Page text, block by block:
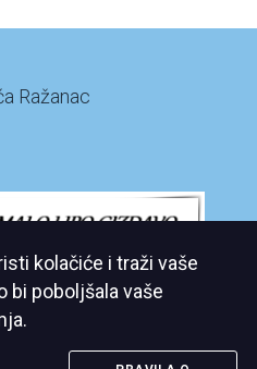
Ražanac
kolačiće i traži vaše
bi poboljšala vaše